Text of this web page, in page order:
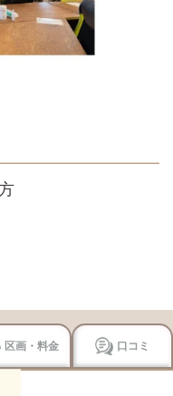
区画・料金 口コミ